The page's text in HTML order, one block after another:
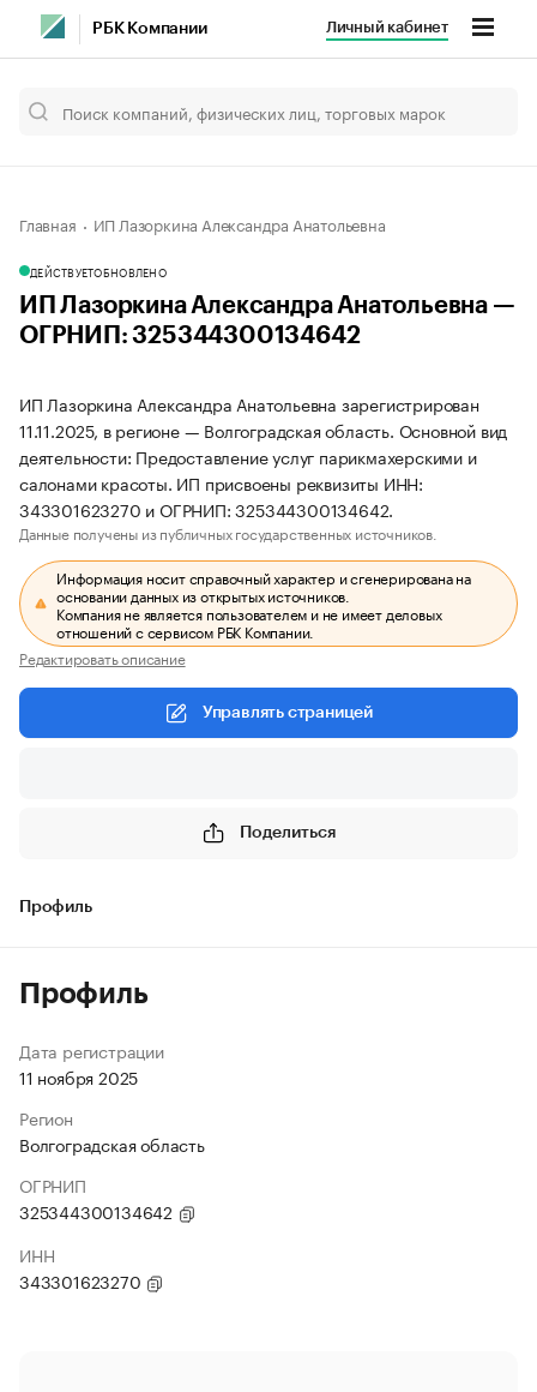
РБК Компании Личный кабинет
Главная ИП Лазоркина Александра Анатольевна
ДЕЙСТВУЕТОБНОВЛЕНО
ИП Лазоркина Александра Анатольевна —
ОГРНИП: 325344300134642
ИП Лазоркина Александра Анатольевна зарегистрирован
11.11.2025, в регионе — Волгоградская область. Основной вид
деятельности: Предоставление услуг парикмахерскими и
салонами красоты. ИП присвоены реквизиты ИНН:
343301623270 и ОГРНИП: 325344300134642.
Данные получены из публичных государственных источников.
Информация носит справочный характер и сгенерирована на
основании данных из открытых источников.
Компания не является пользователем и не имеет деловых
отношений с сервисом РБК Компании.
Редактировать описание
Управлять страницей
Поделиться
Профиль
Профиль
Дата регистрации
11 ноября 2025
Регион
Волгоградская область
ОГРНИП
325344300134642
ИНН
343301623270